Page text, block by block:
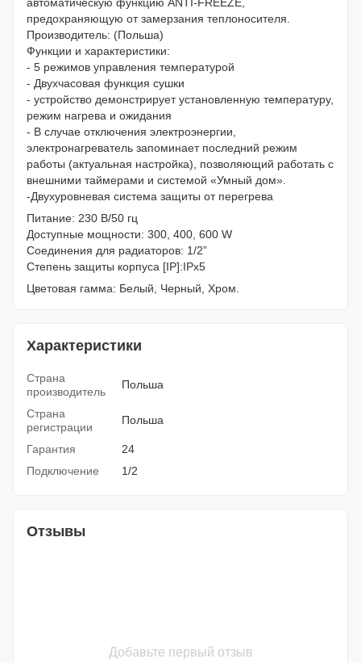
предохраняющую от замерзания теплоносителя.
Производитель: (Польша)
Функции и характеристики:
- 5 режимов управления температурой
- Двухчасовая функция сушки
- устройство демонстрирует установленную температуру,
режим нагрева и ожидания
- В случае отключения электроэнергии,
электронагреватель запоминает последний режим
работы (актуальная настройка), позволяющий работать с
внешними таймерами и системой «Умный дом».
-Двухуровневая система защиты от перегрева
Питание: 230 В/50 гц
Доступные мощности: 300, 400, 600 W
Соединения для радиаторов: 1/2”
Степень защиты корпуса [IP]:IPx5
Цветовая гамма: Белый, Черный, Хром.
Характеристики
Страна
производитель
Польша
Страна
регистрации
Польша
Гарантия
24
Подключение
1/2
Отзывы
Добавьте первый отзыв